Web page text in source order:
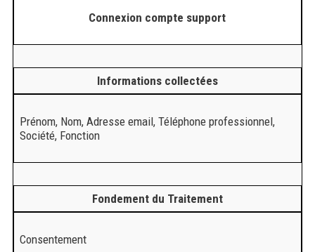
Connexion compte support
Informations collectées
Prénom, Nom, Adresse email, Téléphone professionnel,
Société, Fonction
Fondement du Traitement
Consentement